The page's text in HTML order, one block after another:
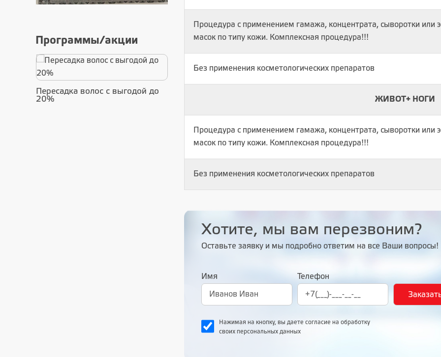
Программы/акции
Пересадка волос с выгодой до
20%
Процедура с применением гамажа, концентрата, сыворотки или
масок по типу кожи. Комплексная процедура!!!
Без применения косметологических препаратов
ЖИВОТ+ НОГИ
Процедура с применением гамажа, концентрата, сыворотки или
масок по типу кожи. Комплексная процедура!!!
Без применения косметологических препаратов
Хотите, мы вам перезвоним?
Оставьте заявку и мы подробно ответим на все Ваши вопросы!
Имя Телефон
Нажимая на кнопку, вы даете согласие на обработку
своих персональных данных